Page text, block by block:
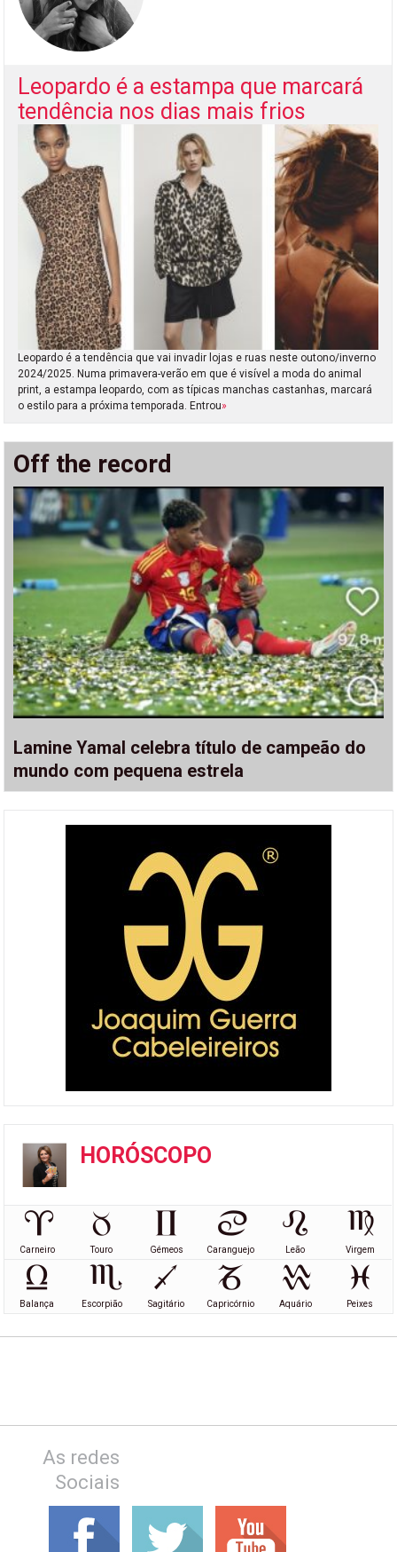
Leopardo é a estampa que marcará
tendência nos dias mais frios
Leopardo é a tendência que vai invadir lojas e ruas neste outono/inverno
2024/2025. Numa primavera-verão em que é visível a moda do animal
print, a estampa leopardo, com as típicas manchas castanhas, marcará
o estilo para a próxima temporada. Entrou»
Off the record
Lamine Yamal celebra título de campeão do
mundo com pequena estrela
HORÓSCOPO
Carneiro Touro Gémeos Caranguejo Leão Virgem
Balança Escorpião Sagitário Capricórnio Aquário Peixes
As redes
Sociais